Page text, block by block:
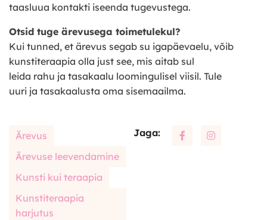
taasluua kontakti iseenda tugevustega.
Otsid tuge ärevusega toimetulekul?
Kui tunned, et ärevus segab su igapäevaelu, võib
kunstiteraapia olla just see, mis aitab sul
leida rahu ja tasakaalu loomingulisel viisil. Tule
uuri ja tasakaalusta oma sisemaailma.
Ärevus
Ärevuse leevendamine
Kunsti kui teraapia
Kunstiteraapia
harjutus
Jaga: